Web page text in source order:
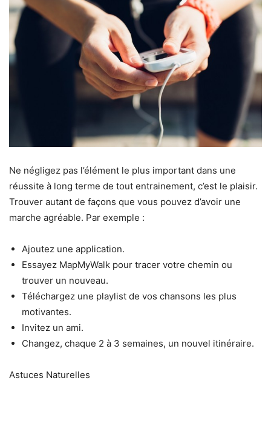
Ne négligez pas l’élément le plus important dans une
réussite à long terme de tout entrainement, c’est le plaisir.
Trouver autant de façons que vous pouvez d’avoir une
marche agréable. Par exemple :
Ajoutez une application.
Essayez MapMyWalk pour tracer votre chemin ou
trouver un nouveau.
Téléchargez une playlist de vos chansons les plus
motivantes.
Invitez un ami.
Changez, chaque 2 à 3 semaines, un nouvel itinéraire.
Astuces Naturelles